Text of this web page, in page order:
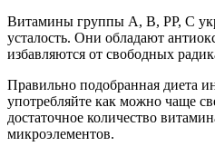
Витамины группы А, В, РР, С
усталость. Они обладают
избавляются от свободных
Правильно подобранная диета
употребляйте как можно чаще
достаточное количество
микроэлементов.